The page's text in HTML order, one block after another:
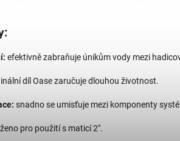
efektivně zabraňuje únikům vody mezi
díl Oase zaručuje dlouhou životnost.
snadno se umisťuje mezi komponenty
pro použití s maticí 2".